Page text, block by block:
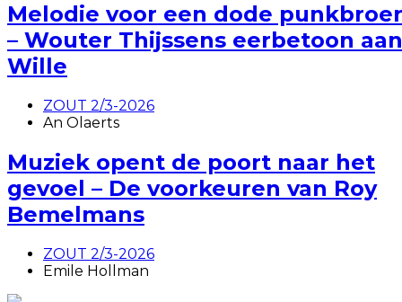
Melodie voor een dode punkbroer
– Wouter Thijssens eerbetoon aan
Wille
ZOUT 2/3-2026
An Olaerts
Muziek opent de poort naar het
gevoel – De voorkeuren van Roy
Bemelmans
ZOUT 2/3-2026
Emile Hollman